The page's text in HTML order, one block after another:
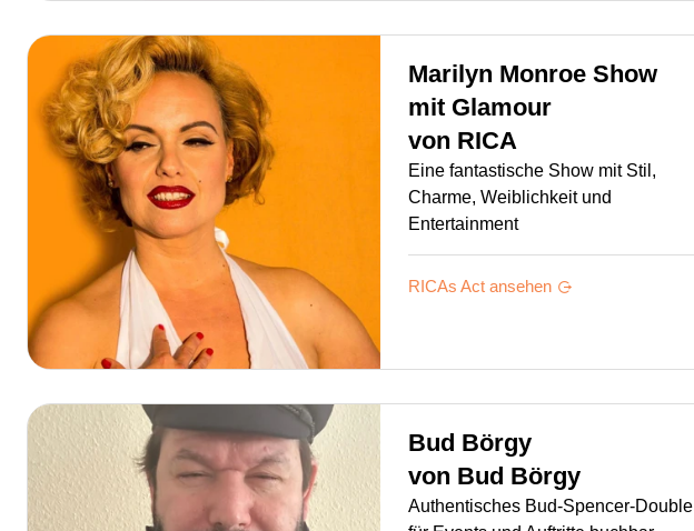
Marilyn Monroe Show
mit Glamour
von RICA
Eine fantastische Show mit Stil,
Charme, Weiblichkeit und
Entertainment
RICAs Act ansehen
Bud Börgy
von Bud Börgy
Authentisches Bud-Spencer-Double